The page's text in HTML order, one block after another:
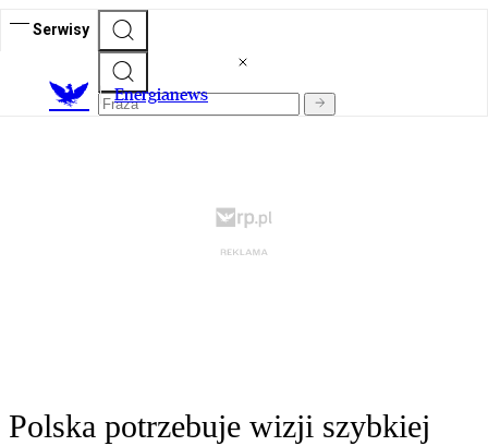
Serwisy
Energianews
Polska potrzebuje wizji szybkiej